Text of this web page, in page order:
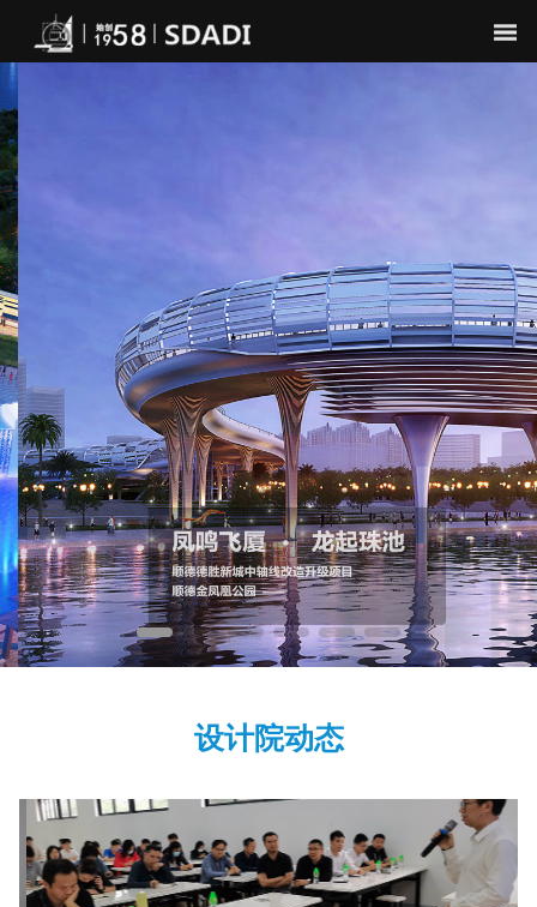
设计院动态